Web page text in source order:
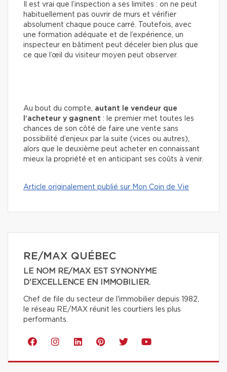
Il est vrai que l’inspection a ses limites : on ne peut
habituellement pas ouvrir de murs et vérifier
absolument chaque pouce carré. Toutefois, avec
une formation adéquate et de l’expérience, un
inspecteur en bâtiment peut déceler bien plus que
ce que l’œil du visiteur moyen peut observer.
Au bout du compte, autant le vendeur que
l’acheteur y gagnent : le premier met toutes les
chances de son côté de faire une vente sans
possibilité d’enjeux par la suite (vices ou autres),
alors que le deuxième peut acheter en connaissant
mieux la propriété et en anticipant ses coûts à venir.
Article originalement publié sur Mon Coin de Vie
RE/MAX QUÉBEC
LE NOM RE/MAX EST SYNONYME
D'EXCELLENCE EN IMMOBILIER.
Chef de file du secteur de l'immobilier depuis 1982,
le réseau RE/MAX réunit les courtiers les plus
performants.